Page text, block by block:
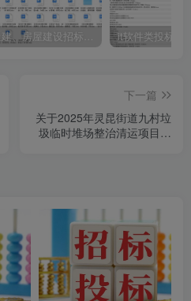
土建、房屋建设招标文件标书模板 it软件类投标书
下一篇
关于2025年灵昆街道九村垃
圾临时堆场整治清运项目的